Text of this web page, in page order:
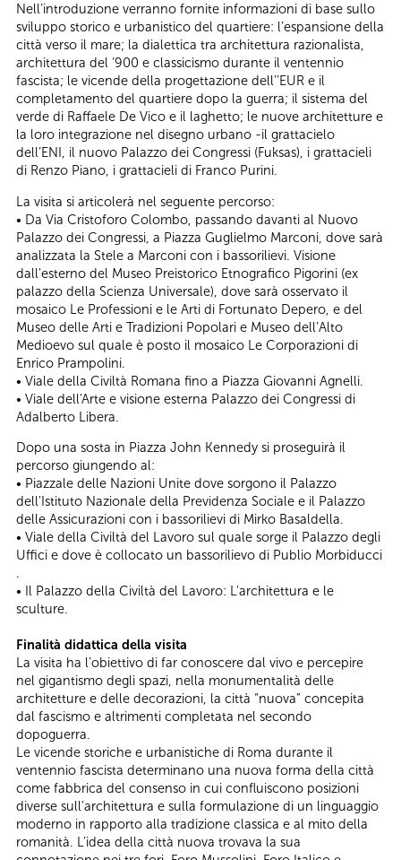
Nell’introduzione verranno fornite informazioni di base sullo
sviluppo storico e urbanistico del quartiere: l’espansione della
città verso il mare; la dialettica tra architettura razionalista,
architettura del ‘900 e classicismo durante il ventennio
fascista; le vicende della progettazione dell’’EUR e il
completamento del quartiere dopo la guerra; il sistema del
verde di Raffaele De Vico e il laghetto; le nuove architetture e
la loro integrazione nel disegno urbano -il grattacielo
dell’ENI, il nuovo Palazzo dei Congressi (Fuksas), i grattacieli
di Renzo Piano, i grattacieli di Franco Purini.
La visita si articolerà nel seguente percorso:
• Da Via Cristoforo Colombo, passando davanti al Nuovo
Palazzo dei Congressi, a Piazza Guglielmo Marconi, dove sarà
analizzata la Stele a Marconi con i bassorilievi. Visione
dall'esterno del Museo Preistorico Etnografico Pigorini (ex
palazzo della Scienza Universale), dove sarà osservato il
mosaico Le Professioni e le Arti di Fortunato Depero, e del
Museo delle Arti e Tradizioni Popolari e Museo dell’Alto
Medioevo sul quale è posto il mosaico Le Corporazioni di
Enrico Prampolini.
• Viale della Civiltà Romana fino a Piazza Giovanni Agnelli.
• Viale dell'Arte e visione esterna Palazzo dei Congressi di
Adalberto Libera.
Dopo una sosta in Piazza John Kennedy si proseguirà il
percorso giungendo al:
• Piazzale delle Nazioni Unite dove sorgono il Palazzo
dell'Istituto Nazionale della Previdenza Sociale e il Palazzo
delle Assicurazioni con i bassorilievi di Mirko Basaldella.
• Viale della Civiltà del Lavoro sul quale sorge il Palazzo degli
Uffici e dove è collocato un bassorilievo di Publio Morbiducci
.
• Il Palazzo della Civiltà del Lavoro: L'architettura e le
sculture.
Finalità didattica della visita
La visita ha l’obiettivo di far conoscere dal vivo e percepire
nel gigantismo degli spazi, nella monumentalità delle
architetture e delle decorazioni, la città “nuova” concepita
dal fascismo e altrimenti completata nel secondo
dopoguerra.
Le vicende storiche e urbanistiche di Roma durante il
ventennio fascista determinano una nuova forma della città
come fabbrica del consenso in cui confluiscono posizioni
diverse sull’architettura e sulla formulazione di un linguaggio
moderno in rapporto alla tradizione classica e al mito della
romanità. L’idea della città nuova trovava la sua